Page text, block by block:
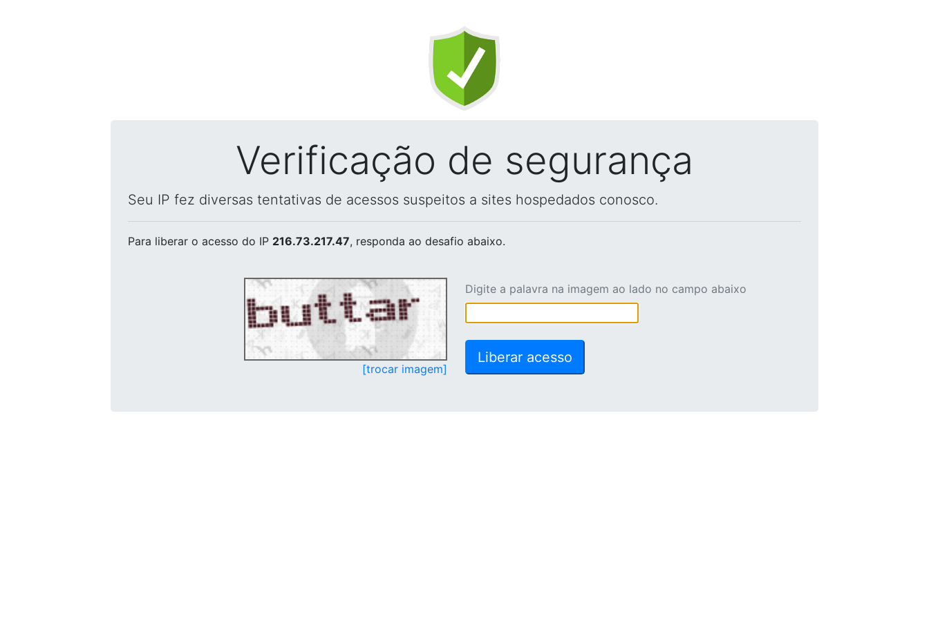
Verificação de segurança
Seu IP fez diversas tentativas de acessos suspeitos a sites hospedados conosco.
Para liberar o acesso do IP 216.73.217.47, responda ao desafio abaixo.
[trocar imagem]
Digite a palavra na imagem ao lado no campo abaixo